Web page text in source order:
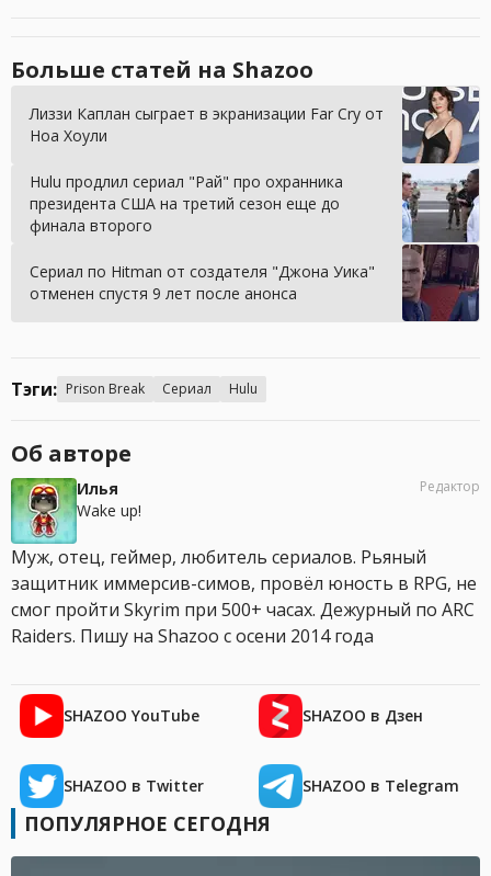
Больше статей на Shazoo
Лиззи Каплан сыграет в экранизации Far Cry от
Ноа Хоули
Hulu продлил сериал "Рай" про охранника
президента США на третий сезон еще до
финала второго
Сериал по Hitman от создателя "Джона Уика"
отменен спустя 9 лет после анонса
Тэги: Prison Break Сериал Hulu
Об авторе
Илья
Wake up!
Редактор
Муж, отец, геймер, любитель сериалов. Рьяный
защитник иммерсив-симов, провёл юность в RPG, не
смог пройти Skyrim при 500+ часах. Дежурный по ARC
Raiders. Пишу на Shazoo с осени 2014 года
SHAZOO YouTube SHAZOO в Дзен
SHAZOO в Twitter SHAZOO в Telegram
ПОПУЛЯРНОЕ СЕГОДНЯ